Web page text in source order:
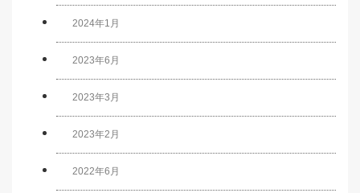
2024年1月
2023年6月
2023年3月
2023年2月
2022年6月